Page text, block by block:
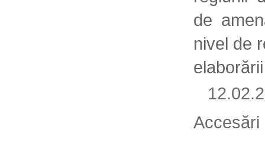
de
nivel de
Accesări